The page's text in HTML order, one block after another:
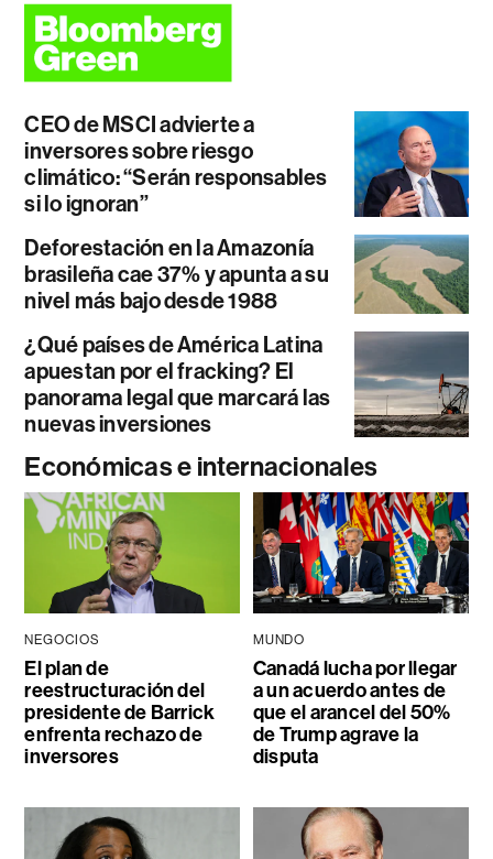
CEO de MSCI advierte a
inversores sobre riesgo
climático: “Serán responsables
si lo ignoran”
Deforestación en la Amazonía
brasileña cae 37% y apunta a su
nivel más bajo desde 1988
¿Qué países de América Latina
apuestan por el fracking? El
panorama legal que marcará las
nuevas inversiones
Económicas e internacionales
NEGOCIOS
El plan de
reestructuración del
presidente de Barrick
enfrenta rechazo de
inversores
MUNDO
Canadá lucha por llegar
a un acuerdo antes de
que el arancel del 50%
de Trump agrave la
disputa